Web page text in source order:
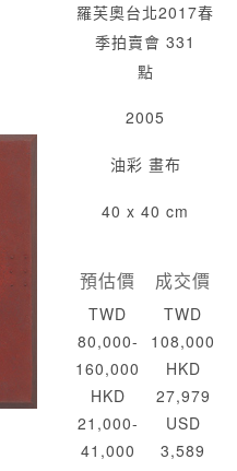
羅芙奧台北2017春
季拍賣會 331
點
2005
油彩 畫布
40 x 40 cm
預估價
TWD
80,000-
160,000
HKD
21,000-
41,000
成交價
TWD
108,000
HKD
27,979
USD
3,589